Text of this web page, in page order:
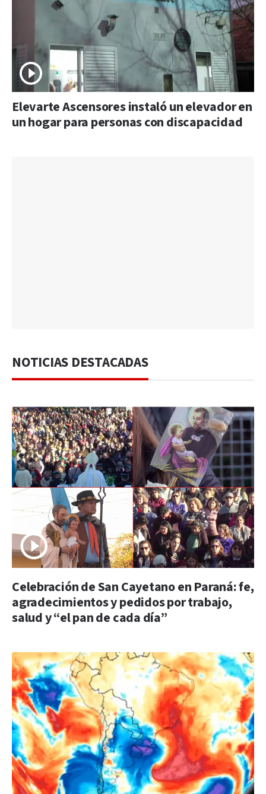
Elevarte Ascensores instaló un elevador en
un hogar para personas con discapacidad
NOTICIAS DESTACADAS
Celebración de San Cayetano en Paraná: fe,
agradecimientos y pedidos por trabajo,
salud y “el pan de cada día”